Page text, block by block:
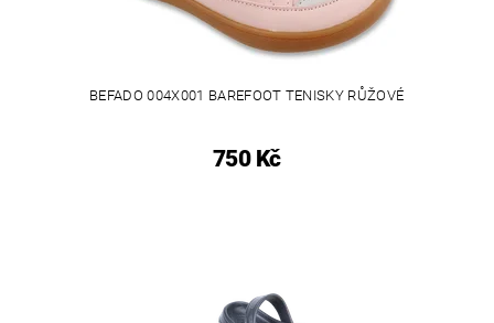
BEFADO 004X001 BAREFOOT TENISKY RŮŽOVÉ
750 Kč